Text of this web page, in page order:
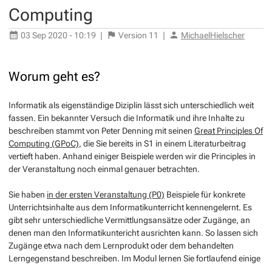
Computing
03 Sep 2020 - 10:19 | Version 11 | MichaelHielscher
Worum geht es?
Informatik als eigenständige Diziplin lässt sich unterschiedlich weit
fassen. Ein bekannter Versuch die Informatik und ihre Inhalte zu
beschreiben stammt von Peter Denning mit seinen Great Principles Of
Computing (GPoC), die Sie bereits in S1 in einem Literaturbeitrag
vertieft haben. Anhand einiger Beispiele werden wir die Principles in
der Veranstaltung noch einmal genauer betrachten.
Sie haben in der ersten Veranstaltung (P0) Beispiele für konkrete
Unterrichtsinhalte aus dem Informatikunterricht kennengelernt. Es
gibt sehr unterschiedliche Vermittlungsansätze oder Zugänge, an
denen man den Informatikuntericht ausrichten kann. So lassen sich
Zugänge etwa nach dem Lernprodukt oder dem behandelten
Lerngegenstand beschreiben. Im Modul lernen Sie fortlaufend einige